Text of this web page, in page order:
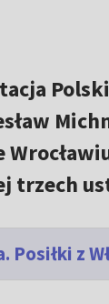
trzech
z